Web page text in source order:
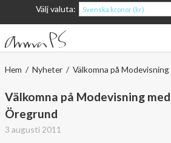
Välj valuta: Svenska kronor (kr)
Hem
Kvinna
Man
Hem / Nyheter/ Välkomna på Modevisning
Välkomna på Modevisning
Öregrund
3 augusti 2011